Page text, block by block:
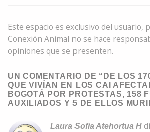
Este espacio es exclusivo del usuario,
Conexión Animal no se hace
opiniones que se presenten.
UN COMENTARIO DE “ DE LOS
QUE VIVÍAN EN LOS CAI
BOGOTÁ POR PROTESTAS, 158
AUXILIADOS Y 5 DE ELLOS
Laura Sofia Atehortua H